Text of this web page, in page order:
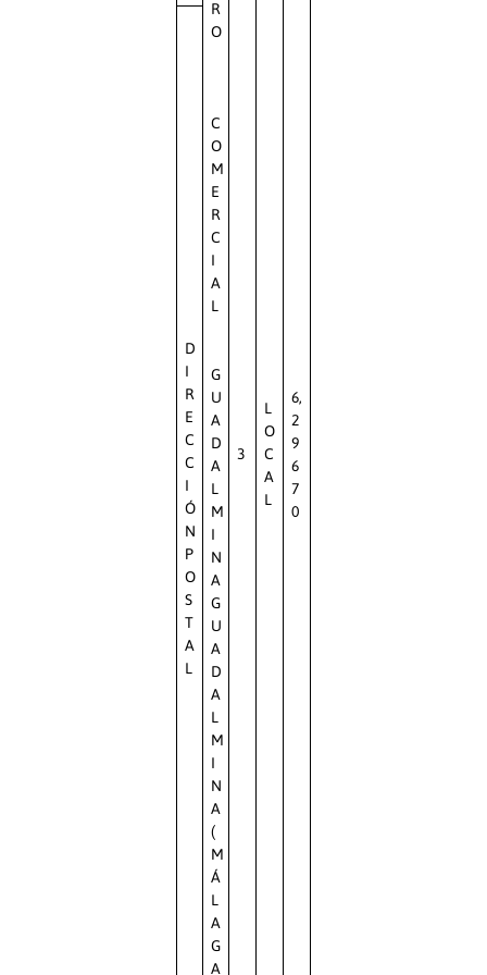
R
O
C
O
M
E
R
C
I
A
L
G
U
A
D
A
L
M
I
N
A
G
U
A
D
A
L
M
I
N
A
(
M
Á
L
A
G
A
3
L
O
C
A
L
6,
2
9
6
7
0
D
I
R
E
C
C
I
Ó
N
P
O
S
T
A
L